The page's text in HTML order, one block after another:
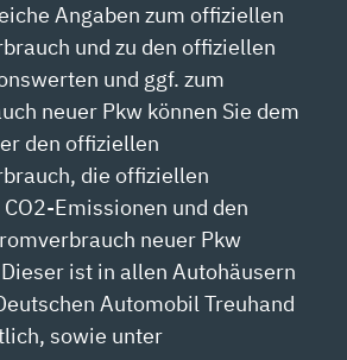
Angaben zum offiziellen
und zu den offiziellen
und ggf. zum
neuer Pkw können Sie dem
den offiziellen
die offiziellen
Emissionen und den
neuer Pkw
ist in allen Autohäusern
Automobil Treuhand
sowie unter